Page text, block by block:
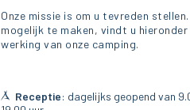
Onze missie is om u tevreden
mogelijk te maken, vindt u
werking van onze camping.
Receptie: dagelijks geopend van